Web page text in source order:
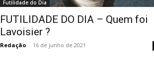
Futilidade do Dia
FUTILIDADE DO DIA – Quem foi
Lavoisier ?
Redação - 16 de junho de 2021